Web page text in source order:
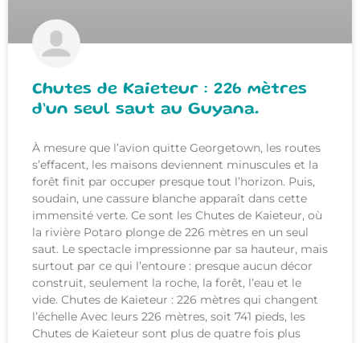
Chutes de Kaieteur : 226 mètres
d’un seul saut au Guyana.
À mesure que l’avion quitte Georgetown, les routes
s’effacent, les maisons deviennent minuscules et la
forêt finit par occuper presque tout l’horizon. Puis,
soudain, une cassure blanche apparaît dans cette
immensité verte. Ce sont les Chutes de Kaieteur, où
la rivière Potaro plonge de 226 mètres en un seul
saut. Le spectacle impressionne par sa hauteur, mais
surtout par ce qui l’entoure : presque aucun décor
construit, seulement la roche, la forêt, l’eau et le
vide. Chutes de Kaieteur : 226 mètres qui changent
l’échelle Avec leurs 226 mètres, soit 741 pieds, les
Chutes de Kaieteur sont plus de quatre fois plus